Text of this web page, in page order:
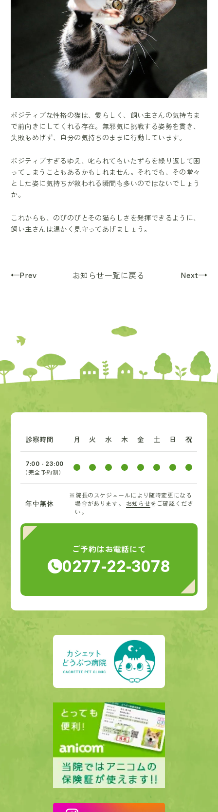
ポジティブな性格の猫は、愛らしく、飼い主さんの気持ちま
で前向きにしてくれる存在。無邪気に挑戦する姿勢を貫き、
失敗もめげず、自分の気持ちのままに行動しています。
ポジティブすぎるゆえ、叱られてもいたずらを繰り返して困
ってしまうこともあるかもしれません。それでも、その堂々
とした姿に気持ちが救われる瞬間も多いのではないでしょう
か。
これからも、のびのびとその猫らしさを発揮できるように、
飼い主さんは温かく見守ってあげましょう。
Prev お知らせ一覧に戻る Next
診察時間 月 火 水 木 金 土 日 祝
7:00 - 23:00
（完全予約制）
年中無休
※院長のスケジュールにより随時変更になる
場合があります。 お知らせをご確認くださ
い。
ご予約はお電話にて
0277-22-3078